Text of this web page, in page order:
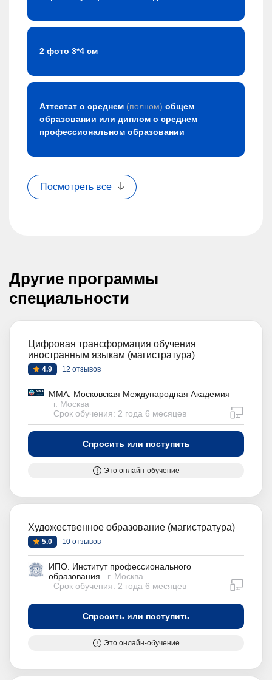
2 фото 3*4 см
Аттестат о среднем (полном) общем
образовании или диплом о среднем
профессиональном образовании
Посмотреть все
Другие программы
специальности
Цифровая трансформация обучения
иностранным языкам (магистратура)
4.9 12 отзывов
ММА. Московская Международная Академия
г. Москва
Срок обучения: 2 года 6 месяцев
Спросить или поступить
Это онлайн-обучение
Художественное образование (магистратура)
5.0 10 отзывов
ИПО. Институт профессионального
образования
г. Москва
Срок обучения: 2 года 6 месяцев
Спросить или поступить
Это онлайн-обучение